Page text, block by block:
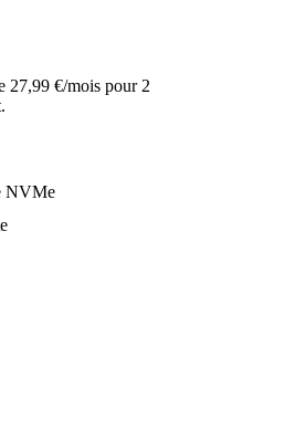
27,99 €/mois pour 2
NVMe